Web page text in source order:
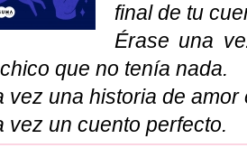
final de tu
Érase una
que no tenía nada.
vez una historia de
vez un cuento perfecto.